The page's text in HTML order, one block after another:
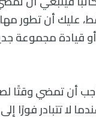
عليك أن تطور
قيادة مجموعة
أن تمضي وقتًا
لا تتبادر فورًا